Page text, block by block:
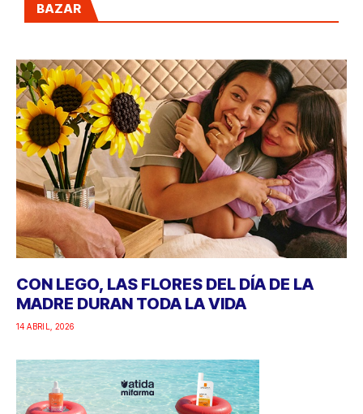
BAZAR
CON LEGO, LAS FLORES DEL DÍA DE LA
MADRE DURAN TODA LA VIDA
14 ABRIL, 2026